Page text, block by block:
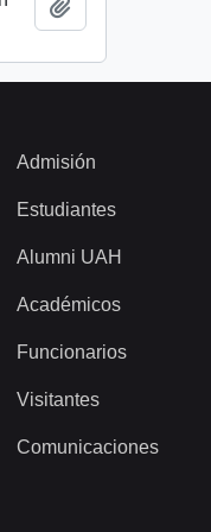
Admisión
Estudiantes
Alumni UAH
Académicos
Funcionarios
Visitantes
Comunicaciones